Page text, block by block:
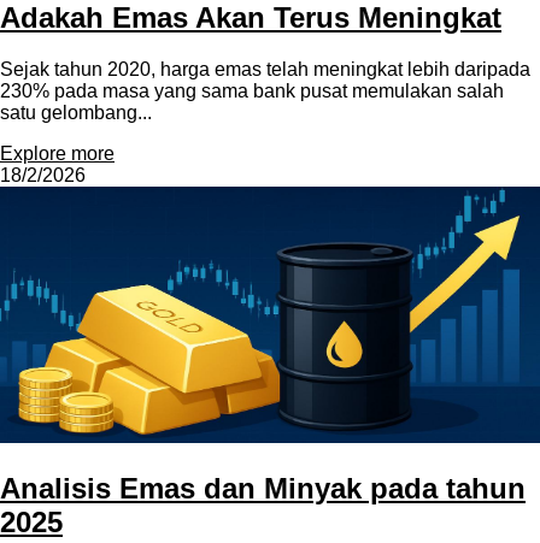
Adakah Emas Akan Terus Meningkat
Sejak tahun 2020, harga emas telah meningkat lebih daripada
230% pada masa yang sama bank pusat memulakan salah
satu gelombang...
Explore more
18/2/2026
Analisis Emas dan Minyak pada tahun
2025